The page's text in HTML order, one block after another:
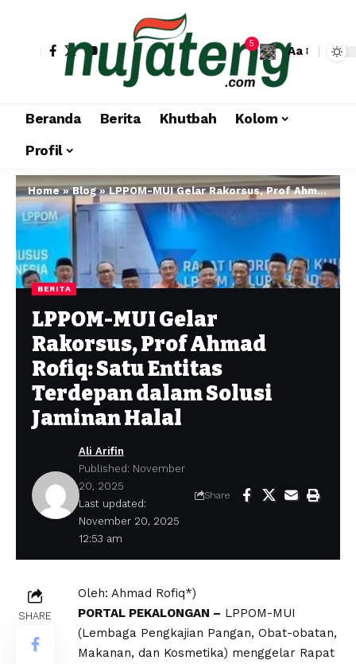
5
Aa
Beranda Berita Khutbah
Kolom
Profil
Home»Blog»LPPOM-MUI Gelar Rakorsus, Prof Ahmad Rofiq: Satu Entitas Terdepan dalam Solusi Jaminan Halal
BERITA
LPPOM-MUI Gelar
Rakorsus, Prof Ahmad
Rofiq: Satu Entitas
Terdepan dalam Solusi
Jaminan Halal
Last updated:
November 20, 2025
12:53 am
Ali Arifin
Published: November
20, 2025
Share
SHARE
Oleh: Ahmad Rofiq*)
PORTAL PEKALONGAN – LPPOM-MUI
(Lembaga Pengkajian Pangan, Obat-obatan,
Makanan, dan Kosmetika) menggelar Rapat